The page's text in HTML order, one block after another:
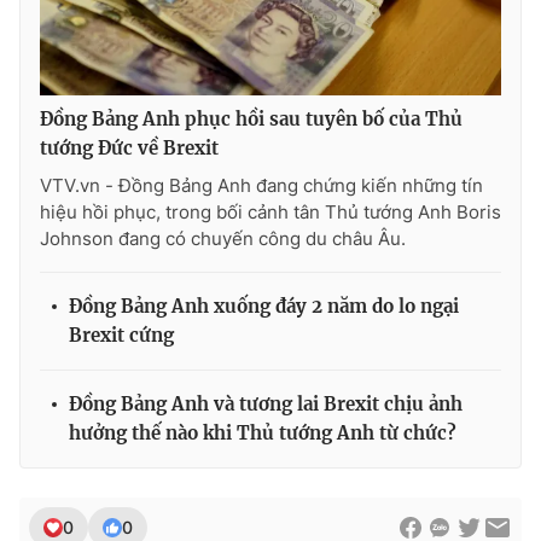
THỜI BÁO VTV
Theo dõi báo trên
Cơ quan chủ quản:Đài Truyền hình Việt Nam
Cơ quan báo chí:Thời báo VTV
cấp ngày 29/12/2023
Tổng Biên tập:Vũ Thanh Thủy
Tổng đài VTV:
024.38 355 931 - 024.38 355 932
Đồng Bảng Anh phục hồi sau tuyên bố của Thủ
tướng Đức về Brexit
VTV.vn - Đồng Bảng Anh đang chứng kiến những tín
hiệu hồi phục, trong bối cảnh tân Thủ tướng Anh Boris
Johnson đang có chuyến công du châu Âu.
Đồng Bảng Anh xuống đáy 2 năm do lo ngại
Brexit cứng
Đồng Bảng Anh và tương lai Brexit chịu ảnh
hưởng thế nào khi Thủ tướng Anh từ chức?
0 0